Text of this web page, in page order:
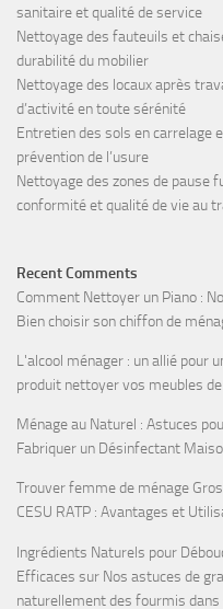
sanitaire et qualité de service
Nettoyage des fauteuils et
durabilité du mobilier
Nettoyage des locaux après
d’activité en toute sérénité
Entretien des sols en carrelage
prévention de l’usure
Nettoyage des zones de pause
conformité et qualité de vie au
Recent Comments
Comment Nettoyer un Piano :
Bien choisir son chiffon de
L'alcool ménager : un allié pour
produit nettoyer vos meubles
Ménage au Naturel : Astuces
Fabriquer un Désinfectant
Trouver femme de ménage
CESU RATP : Avantages et
Ingrédients Naturels pour
Efficaces sur Nos astuces de
naturellement des fourmis dans